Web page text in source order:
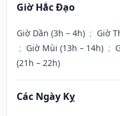
Giờ Hắc Đạo
Giờ Dần (3h – 4h) ; Giờ
; Giờ Mùi (13h – 14h) ;
(21h – 22h)
Các Ngày Kỵ